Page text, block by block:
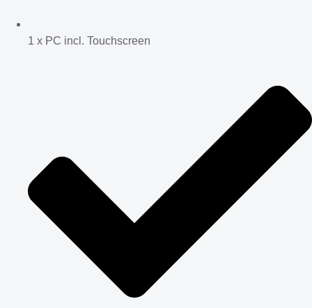
1 x PC incl. Touchscreen